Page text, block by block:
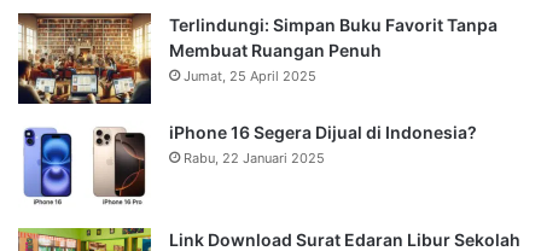
Terlindungi: Simpan Buku Favorit Tanpa
Membuat Ruangan Penuh
Jumat, 25 April 2025
iPhone 16 Segera Dijual di Indonesia?
Rabu, 22 Januari 2025
Link Download Surat Edaran Libur Sekolah